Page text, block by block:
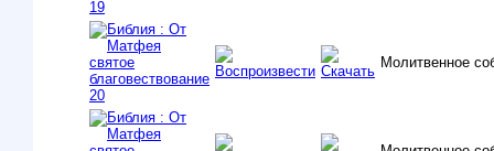
Молитвенное